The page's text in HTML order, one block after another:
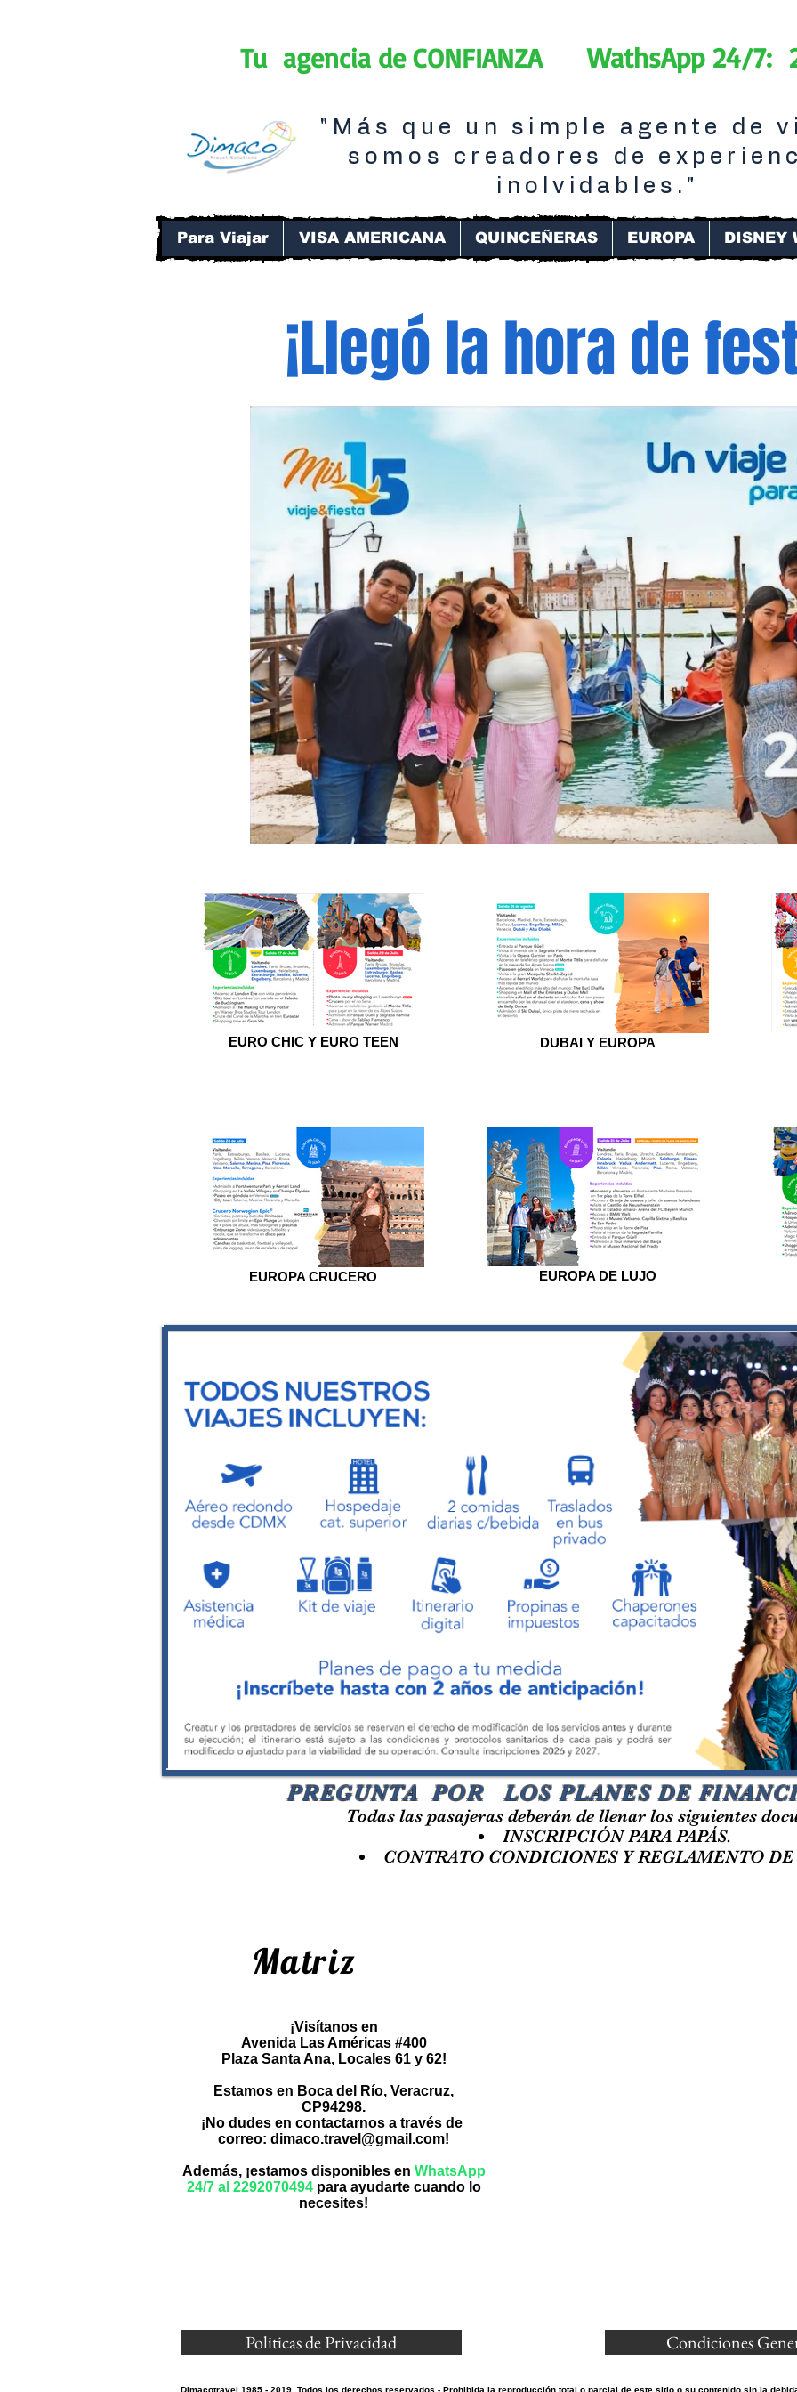
Tu agencia de CONFIANZA WathsApp 24/7:
"Más que un simple agente de
somos creadores de
inolvidables."
Para Viajar VISA AMERICANA QUINCEÑERAS EUROPA DISNEY
¡Llegó la hora de
EURO CHIC Y EURO TEEN DUBAI Y EUROPA
EUROPA CRUCERO EUROPA DE LUJO
PREGUNTA POR LOS PLANES DE
​Todas las pasajeras deberán de llenar los siguientes
INSCRIPCIÓN PARA PAPÁS.
CONTRATO CONDICIONES YREGLAMENTO DE
Matriz
¡Visítanos en
Avenida Las Américas #400
Plaza Santa Ana, Locales 61 y 62!
Estamos en Boca del Río, Veracruz,
CP94298.
¡No dudes en contactarnos a través de
correo: dimaco.travel@gmail.com!
Además, ¡estamos disponibles en WhatsApp
24/7 al 2292070494para ayudarte cuando lo
necesites!
Politicas de Privacidad Condiciones
Dimacotravel 1985 - 2019 Todos los derechos reservados - Prohibida la reproducción total o parcial de este sitio o su contenido sin la